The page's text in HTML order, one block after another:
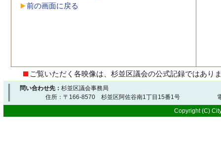
前の画面に戻る
ご覧いただく各映像は、杉並区議会の公式記録ではあり
問い合わせ先： 杉並区議会事務局
住所：〒166-8570 杉並区阿佐谷南1丁目15番1号 電
Copyright (C)